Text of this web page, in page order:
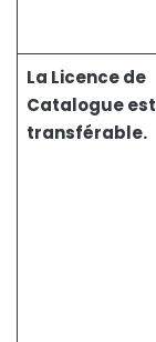
La Licence de
Catalogue est
transférable.